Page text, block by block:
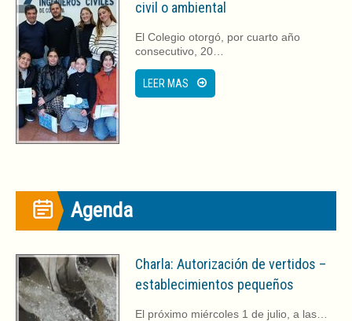
u
n
a
v
e
n
t
a
n
a
n
u
e
v
a
n
u
n
v
e
n
t
n
a
n
u
e
v
civil o ambiental
El Colegio otorgó, por cuarto año
consecutivo, 20…
LEER MAS
Agenda
Charla: Autorización de vertidos –
establecimientos pequeños
El próximo miércoles 1 de julio, a las…